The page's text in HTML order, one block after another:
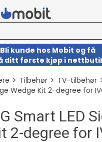
Bli kunde hos Mobit og få
ditt første kjøp i
>Tilbehør>TV-tilbehør
Wedge Kit 2-degree for
Smart LED
2-degree for